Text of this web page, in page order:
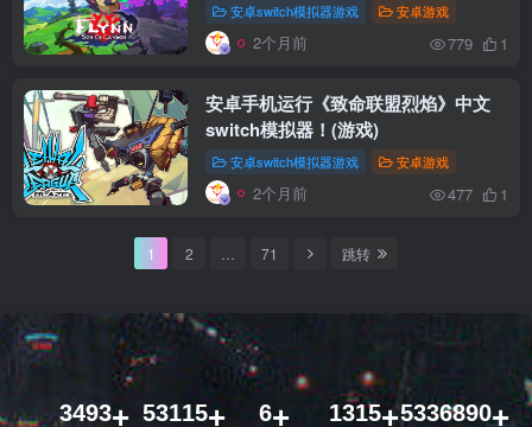
安卓switch模拟器游戏 安卓游戏
2个月前 779 1
安卓手机运行《致命联盟烈焰》中文
switch模拟器！(游戏)
安卓switch模拟器游戏 安卓游戏
2个月前 477 1
1 2 71 跳转
3493 53115 6 1315 5336890